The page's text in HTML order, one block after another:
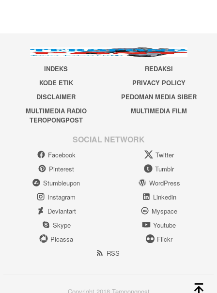
INDEKS
REDAKSI
KODE ETIK
PRIVACY POLICY
DISCLAIMER
PEDOMAN MEDIA SIBER
MULTIMEDIA RADIO
TEROPONGPOST
MULTIMEDIA FILM
SOCIAL NETWORK
Facebook
Twitter
Pinterest
Tumblr
Stumbleupon
WordPress
Instagram
Linkedin
Deviantart
Myspace
Skype
Youtube
Picassa
Flickr
RSS